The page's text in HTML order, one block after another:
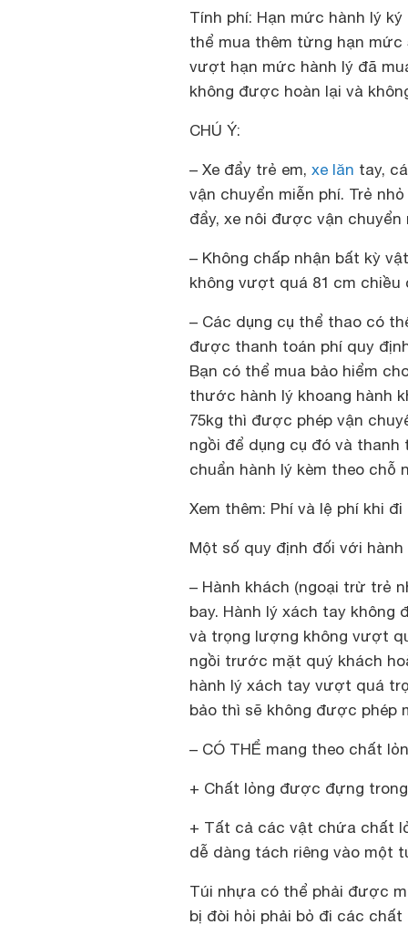
Tính phí: Hạn mức hành lý
thể mua thêm từng hạn mức
vượt hạn mức hành lý đã
không được hoàn lại và
CHÚ Ý:
– Xe đẩy trẻ em, xe lăn tay,
vận chuyển miễn phí. Trẻ
đẩy, xe nôi được vận chuyển
– Không chấp nhận bất kỳ
không vượt quá 81 cm chiều
– Các dụng cụ thể thao có
được thanh toán phí quy
Bạn có thể mua bảo hiểm
thước hành lý khoang hành
75kg thì được phép vận
ngồi để dụng cụ đó và
chuẩn hành lý kèm theo chỗ
Xem thêm: Phí và lệ phí khi
Một số quy định đối với
– Hành khách (ngoại trừ trẻ
bay. Hành lý xách tay
và trọng lượng không vượt
ngồi trước mặt quý khách
hành lý xách tay vượt quá
bảo thì sẽ không được phép
– CÓ THỂ mang theo chất
+ Chất lỏng được đựng
+ Tất cả các vật chứa chất
dễ dàng tách riêng vào một
Túi nhựa có thể phải được
bị đòi hỏi phải bỏ đi các